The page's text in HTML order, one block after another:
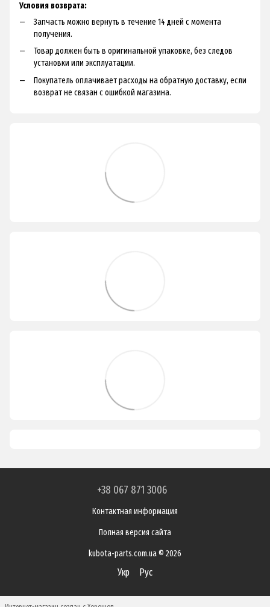
Условия возврата:
Запчасть можно вернуть в течение 14 дней с момента
получения.
Товар должен быть в оригинальной упаковке, без следов
установки или эксплуатации.
Покупатель оплачивает расходы на обратную доставку, если
возврат не связан с ошибкой магазина.
+38 067 871 3006
Контактная информация
Полная версия сайта
kubota-parts.com.ua © 2026
Укр Рус